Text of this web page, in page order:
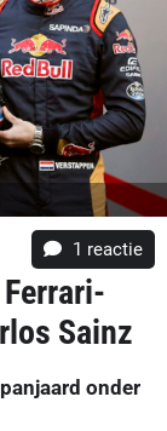
1 reactie
Sainz
onder